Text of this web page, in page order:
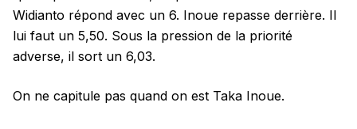
Widianto répond avec un 6. Inoue repasse derrière. Il
lui faut un 5,50. Sous la pression de la priorité
adverse, il sort un 6,03.
On ne capitule pas quand on est Taka Inoue.